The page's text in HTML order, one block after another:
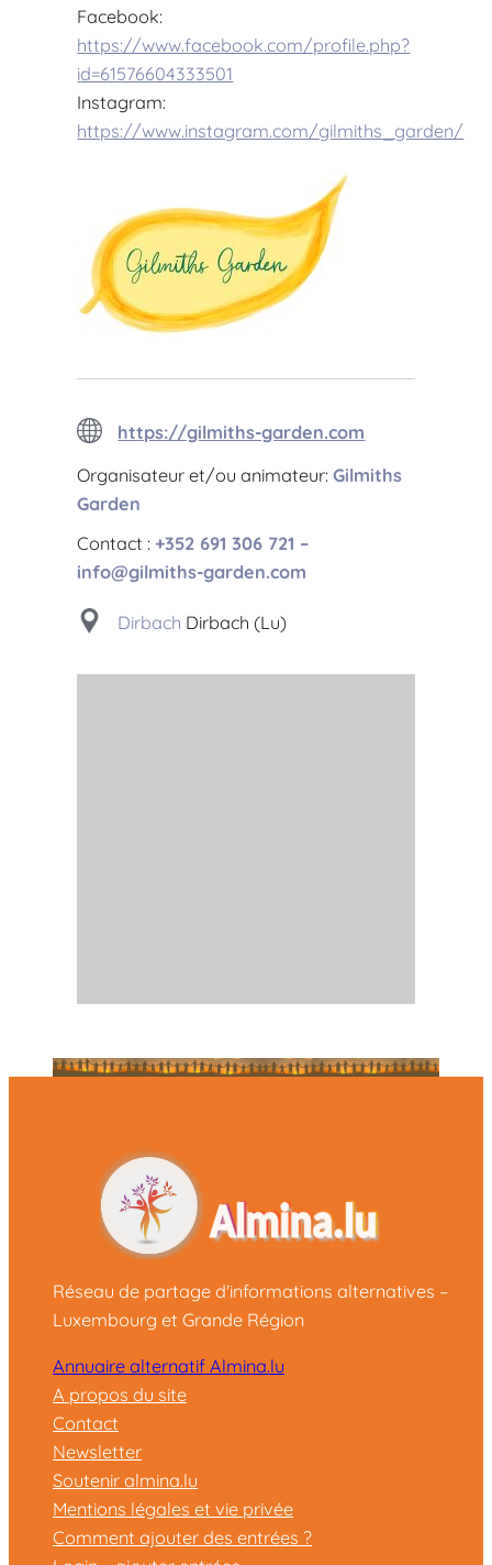
Facebook:
https://www.facebook.com/profile.php?
id=61576604333501
Instagram:
https://www.instagram.com/gilmiths_garden/
https://gilmiths-garden.com
Organisateur et/ou animateur: Gilmiths
Garden
Contact : +352 691 306 721 –
info@gilmiths-garden.com
Dirbach Dirbach (Lu)
Réseau de partage d'informations alternatives –
Luxembourg et Grande Région
Annuaire alternatif Almina.lu
A propos du site
Contact
Newsletter
Soutenir almina.lu
Mentions légales et vie privée
Comment ajouter des entrées ?